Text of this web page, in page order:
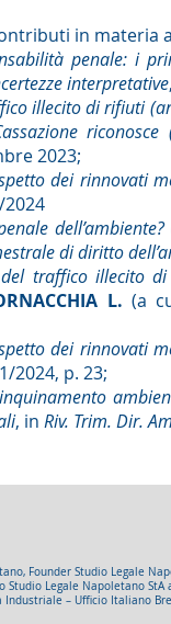
in materia
penale: i
interpretative
illecito di rifiuti
2023;
dei rinnovati
2024
di diritto
del traffico illecito
L. (a
dei rinnovati
2024, p. 23;
, in Riv. Trim. Dir.
Founder Studio Legale
Studio Legale Napoletano
Industriale – Ufficio Italiano